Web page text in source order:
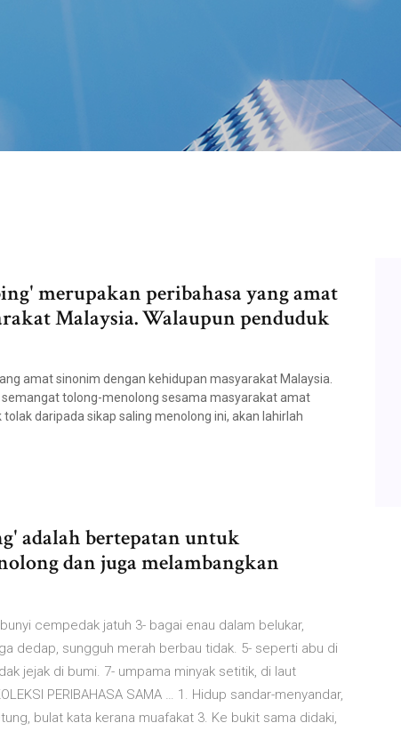
merupakan peribahasa yang amat
Malaysia. Walaupun penduduk
amat sinonim dengan kehidupan masyarakat Malaysia.
tolong-menolong sesama masyarakat amat
daripada sikap saling menolong ini, akan lahirlah
adalah bertepatan untuk
dan juga melambangkan
cempedak jatuh 3- bagai enau dalam belukar,
dedap, sungguh merah berbau tidak. 5- seperti abu di
jejak di bumi. 7- umpama minyak setitik, di laut
PERIBAHASA SAMA … 1. Hidup sandar-menyandar,
bulat kata kerana muafakat 3. Ke bukit sama didaki,